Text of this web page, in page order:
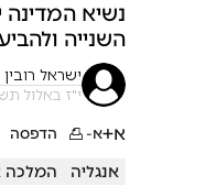
נשיא
השנייה
ישראל רובין
י"ז באלול תשפ"ב, 13/
א+א- הדפסה
אנגליה המלכה